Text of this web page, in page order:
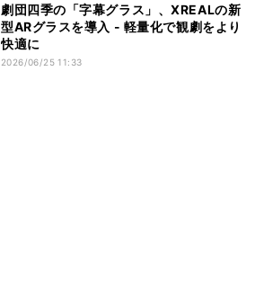
劇団四季の「字幕グラス」、XREALの新
型ARグラスを導入 - 軽量化で観劇をより
快適に
2026/06/25 11:33